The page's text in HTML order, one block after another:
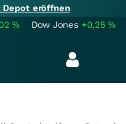
eröffnen
% Dow Jones +0,25%